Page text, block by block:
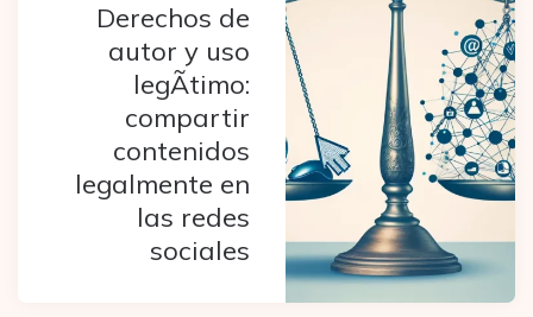
Derechos de
autor y uso
legÃ­timo:
compartir
contenidos
legalmente en
las redes
sociales